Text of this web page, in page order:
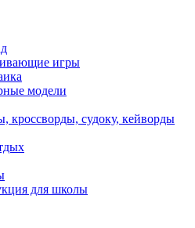
игры
модели
кроссворды, судоку, кейворды
для школы